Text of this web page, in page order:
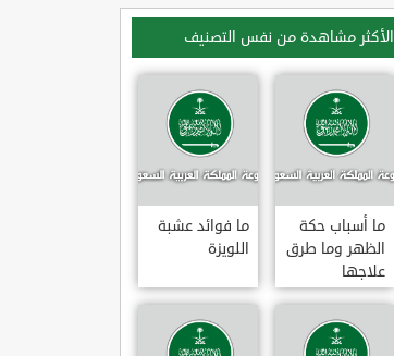
الأكثر مشاهدة من نفس التصنيف
ما أسباب حكة
الظهر وما طرق
علاجها
ما فوائد عشبة
اللويزة